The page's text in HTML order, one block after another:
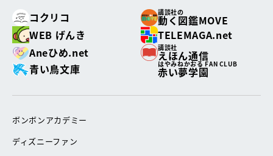
コクリコ
講談社の
動く図鑑MOVE
WEB げんき
TELEMAGA.net
Aneひめ.net
講談社
えほん通信
青い鳥文庫
はやみねかおる FAN CLUB
赤い夢学園
ボンボンアカデミー
ディズニーファン